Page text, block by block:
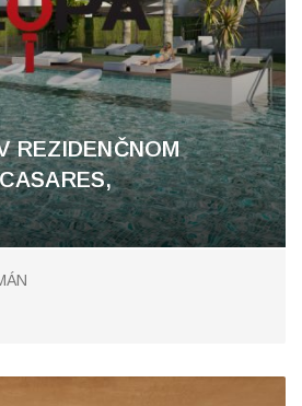
REZIDENČNOM